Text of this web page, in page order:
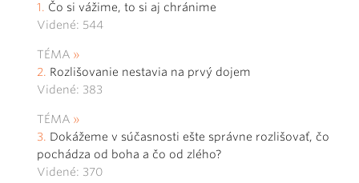
Čo si vážime, to si aj chránime
Videné: 544
TÉMA
Rozlišovanie nestavia na prvý dojem
Videné: 383
TÉMA
Dokážeme v súčasnosti ešte správne rozlišovať, čo
pochádza od boha a čo od zlého?
Videné: 370